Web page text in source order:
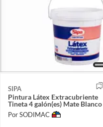
SIPA
Pintura Látex Extracubriente
Tineta 4 galón(es) Mate Blanco
Por SODIMAC